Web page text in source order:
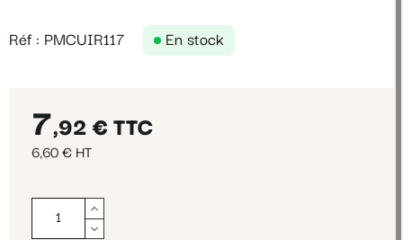
Réf : PMCUIR117 En stock
7,92 € TTC
6,60 € HT